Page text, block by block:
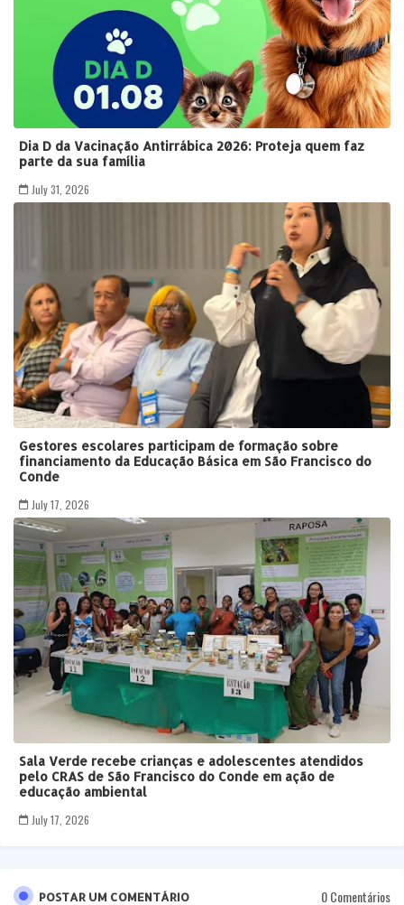
Dia D da Vacinação Antirrábica 2026: Proteja quem faz
parte da sua família
July 31, 2026
Gestores escolares participam de formação sobre
financiamento da Educação Básica em São Francisco do
Conde
July 17, 2026
Sala Verde recebe crianças e adolescentes atendidos
pelo CRAS de São Francisco do Conde em ação de
educação ambiental
July 17, 2026
POSTAR UM COMENTÁRIO 0 Comentários